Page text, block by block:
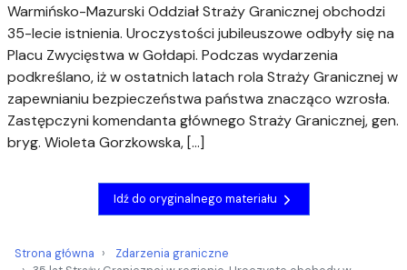
Warmińsko-Mazurski Oddział Straży Granicznej obchodzi
35-lecie istnienia. Uroczystości jubileuszowe odbyły się na
Placu Zwycięstwa w Gołdapi. Podczas wydarzenia
podkreślano, iż w ostatnich latach rola Straży Granicznej w
zapewnianiu bezpieczeństwa państwa znacząco wzrosła.
Zastępczyni komendanta głównego Straży Granicznej, gen.
bryg. Wioleta Gorzkowska, […]
Idź do oryginalnego materiału
Strona główna
Zdarzenia graniczne